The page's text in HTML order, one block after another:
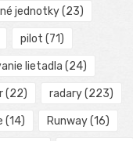
jednotky(23)
pilot (71)
lietadla (24)
(22) radary(223)
(14) Runway(16)